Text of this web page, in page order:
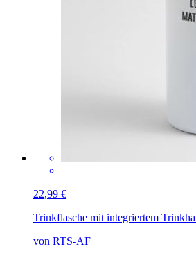
22,99 €
Trinkflasche mit integriertem
von RTS-AF